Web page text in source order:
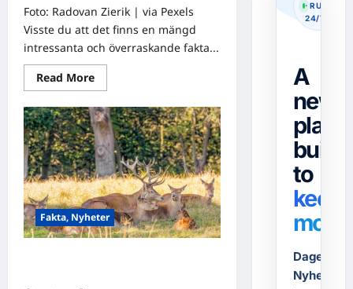
Foto: Radovan Zierik | via Pexels
Visste du att det finns en mängd
intressanta och överraskande fakta...
Read MoreRead
more
Visste
du
att…?
Fascinerande
fakta
för
att
få
dig
att
stanna
i
flödet!
Fakta, Nyheter
· RUNNING
24/7
A
news
built
to
keep
Dagens-